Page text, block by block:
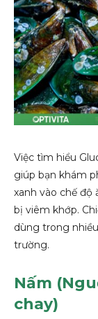
Việc tìm hiểu
giúp bạn khám
xanh vào chế độ
bị viêm khớp.
dùng trong
trường.
Nấm
chay)